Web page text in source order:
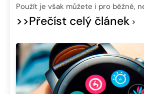
Použít je však můžete i pro běžné,
>>Přečíst celý článek